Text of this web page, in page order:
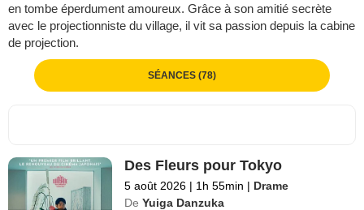
en tombe éperdument amoureux. Grâce à son amitié secrète
avec le projectionniste du village, il vit sa passion depuis la cabine
de projection.
SÉANCES (78)
Des Fleurs pour Tokyo
5 août 2026 | 1h 55min | Drame
De Yuiga Danzuka